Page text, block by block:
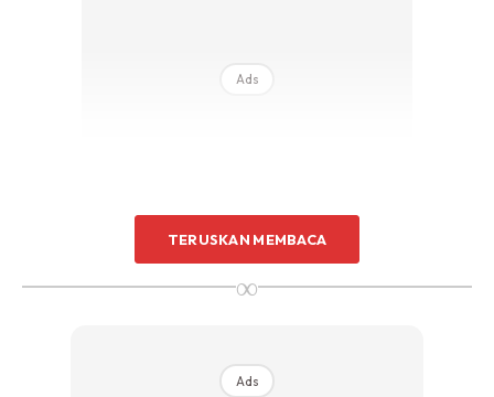
Ads
Tayar botak = jalur tengah sama tinggi dengan penanda tu
TERUSKAN MEMBACA
∞
Ads